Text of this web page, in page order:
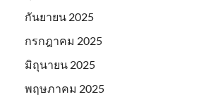
กันยายน 2025
กรกฎาคม 2025
มิถุนายน 2025
พฤษภาคม 2025